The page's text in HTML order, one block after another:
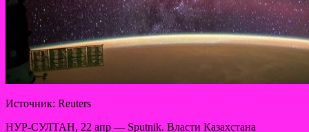
Источник: Reuters
НУР-СУЛТАН, 22 апр — Sputnik. Власти Казахстана